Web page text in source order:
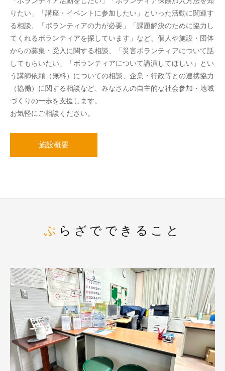
りたい」「講座・イベントに参加したい」といった活動に関連す
る相談、「ボランティアの力が必要」「課題解決のために協力し
てくれるボランティアを探しています」など、個人や施設・団体
からの募集・受入に関する相談、「災害ボランティアについて話
してもらいたい」「ボランティアについて講演してほしい」とい
う講師依頼（無料）についての相談、企業・行政等との連携協力
（協働）に関する相談など、みなさんの自主的な社会参加・地域
づくりの一歩を支援します。
お気軽にご相談ください。
施設概要
ぷらざでできること